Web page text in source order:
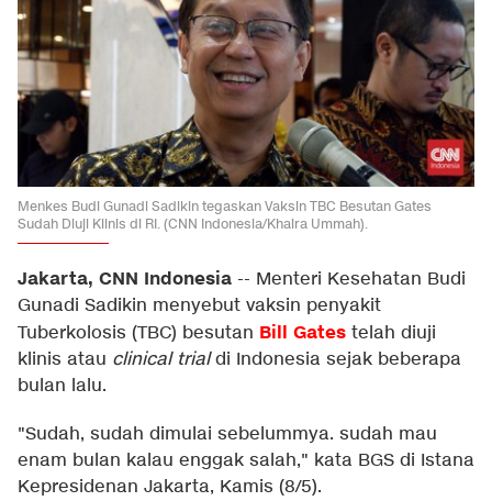
Menkes Budi Gunadi Sadikin tegaskan Vaksin TBC Besutan Gates
Sudah Diuji Klinis di RI. (CNN Indonesia/Khaira Ummah).
Jakarta, CNN Indonesia -- Menteri Kesehatan Budi
Gunadi Sadikin menyebut vaksin penyakit
Tuberkolosis (TBC) besutan Bill Gates telah diuji
klinis atau clinical trialdi Indonesia sejak beberapa
bulan lalu.
"Sudah, sudah dimulai sebelummya. sudah mau
enam bulan kalau enggak salah," kata BGS di Istana
Kepresidenan Jakarta, Kamis (8/5).